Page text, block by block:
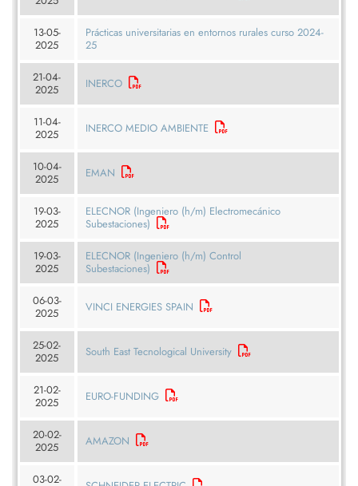
13-05-
2025
Prácticas universitarias en entornos rurales curso 2024-
25
21-04-
2025
INERCO
11-04-
2025
INERCO MEDIO AMBIENTE
10-04-
2025
EMAN
19-03-
2025
ELECNOR (Ingeniero (h/m) Electromecánico
Subestaciones)
19-03-
2025
ELECNOR (Ingeniero (h/m) Control
Subestaciones)
06-03-
2025
VINCI ENERGIES SPAIN
25-02-
2025
South East Tecnological University
21-02-
2025
EURO-FUNDING
20-02-
2025
AMAZON
03-02-